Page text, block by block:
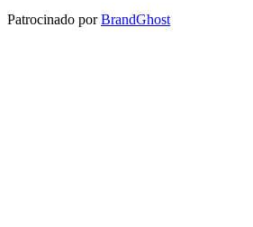
Patrocinado por BrandGhost